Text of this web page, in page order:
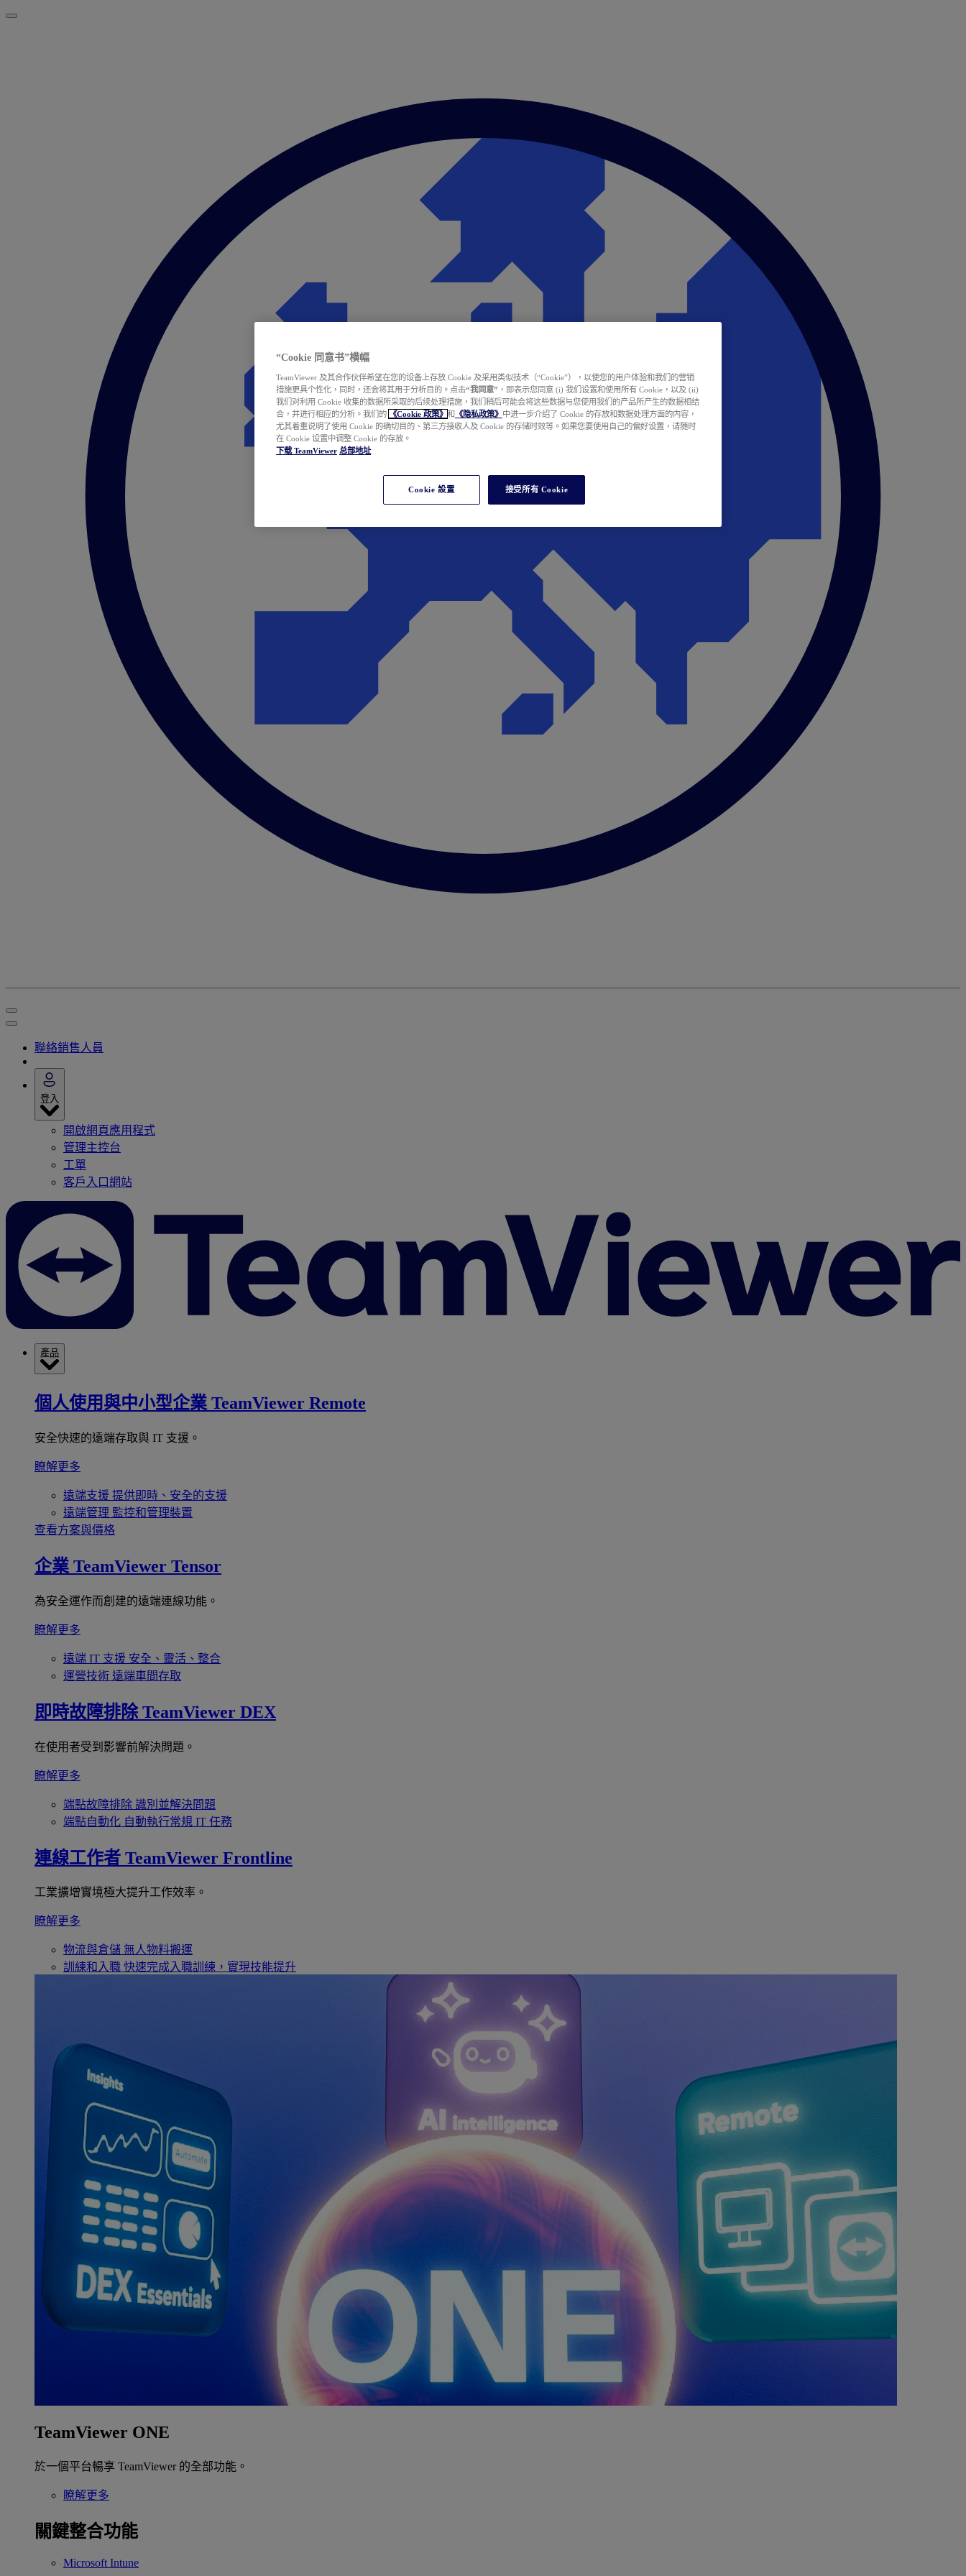
聯絡銷售人員
登入
開啟網頁應用程式
管理主控台
工單
客戶入口網站
產品
個人使用與中小型企業 TeamViewer Remote
安全快速的遠端存取與 IT 支援。
瞭解更多
遠端支援 提供即時、安全的支援
遠端管理 監控和管理裝置
查看方案與價格
企業 TeamViewer Tensor
為安全運作而創建的遠端連線功能。
瞭解更多
遠端 IT 支援 安全、靈活、整合
運營技術 遠端車間存取
即時故障排除 TeamViewer DEX
在使用者受到影響前解決問題。
瞭解更多
端點故障排除 識別並解決問題
端點自動化 自動執行常規 IT 任務
連線工作者 TeamViewer Frontline
工業擴增實境極大提升工作效率。
瞭解更多
物流與倉儲 無人物料搬運
訓練和入職 快速完成入職訓練，實現技能提升
TeamViewer ONE
於一個平台暢享 TeamViewer 的全部功能。
瞭解更多
關鍵整合功能
Microsoft Intune
“Cookie 同意书”横幅
TeamViewer 及其合作伙伴希望在您的设备上存放 Cookie 及采用类似技术（“Cookie”），以使您的用户体验和我们的营销
措施更具个性化，同时，还会将其用于分析目的。点击“我同意” ，即表示您同意 (i) 我们设置和使用所有 Cookie，以及 (ii)
我们对利用 Cookie 收集的数据所采取的后续处理措施，我们稍后可能会将这些数据与您使用我们的产品所产生的数据相结
合，并进行相应的分析。我们的
《Cookie 政策》 和 《隐私政策》 中进一步介绍了 Cookie 的存放和数据处理方面的内容，
尤其着重说明了使用 Cookie 的确切目的、第三方接收人及 Cookie 的存储时效等。如果您要使用自己的偏好设置，请随时
在 Cookie 设置中调整 Cookie 的存放。
下载 TeamViewer 总部地址
Cookie 設置 接受所有 Cookie